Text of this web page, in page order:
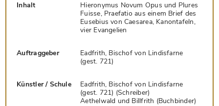
Inhalt
Hieronymus Novum Opus und Plures
Fuisse, Praefatio aus einem Brief des
Eusebius von Caesarea, Kanontafeln,
vier Evangelien
Auftraggeber
Eadfrith, Bischof von Lindisfarne
(gest. 721)
Künstler / Schule
Eadfrith, Bischof von Lindisfarne
(gest. 721) (Schreiber)
Aethelwald und Billfrith (Buchbinder)